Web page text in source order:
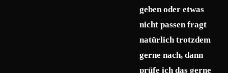
geben oder etwas
nicht passen fragt
natürlich trotzdem
gerne nach, dann
prüfe ich das gerne